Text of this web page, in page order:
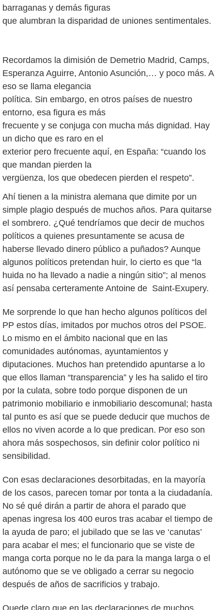
barraganas y demás figuras
que alumbran la disparidad de uniones sentimentales.
Recordamos la dimisión de Demetrio Madrid, Camps,
Esperanza Aguirre, Antonio Asunción,… y poco más. A
eso se llama elegancia
política. Sin embargo, en otros países de nuestro
entorno, esa figura es más
frecuente y se conjuga con mucha más dignidad. Hay
un dicho que es raro en el
exterior pero frecuente aquí, en España: “cuando los
que mandan pierden la
vergüenza, los que obedecen pierden el respeto”.
Ahí tienen a la ministra alemana que dimite por un
simple plagio después de muchos años. Para quitarse
el sombrero. ¿Qué tendríamos que decir de muchos
políticos a quienes presuntamente se acusa de
haberse llevado dinero público a puñados? Aunque
algunos políticos pretendan huir, lo cierto es que “la
huida no ha llevado a nadie a ningún sitio”; al menos
así pensaba certeramente Antoine de Saint-Exupery.
Me sorprende lo que han hecho algunos políticos del
PP estos días, imitados por muchos otros del PSOE.
Lo mismo en el ámbito nacional que en las
comunidades autónomas, ayuntamientos y
diputaciones. Muchos han pretendido apuntarse a lo
que ellos llaman “transparencia” y les ha salido el tiro
por la culata, sobre todo porque disponen de un
patrimonio mobiliario e inmobiliario descomunal; hasta
tal punto es así que se puede deducir que muchos de
ellos no viven acorde a lo que predican. Por eso son
ahora más sospechosos, sin definir color político ni
sensibilidad.
Con esas declaraciones desorbitadas, en la mayoría
de los casos, parecen tomar por tonta a la ciudadanía.
No sé qué dirán a partir de ahora el parado que
apenas ingresa los 400 euros tras acabar el tiempo de
la ayuda de paro; el jubilado que se las ve ‘canutas’
para acabar el mes; el funcionario que se viste de
manga corta porque no le da para la manga larga o el
autónomo que se ve obligado a cerrar su negocio
después de años de sacrificios y trabajo.
Quede claro que en las declaraciones de muchos